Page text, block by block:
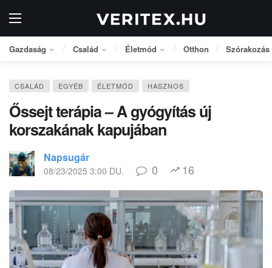
Gazdaság Család Életmód Otthon Szórakozás
CSALÁD EGYÉB ÉLETMÓD HASZNOS
Őssejt terápia – A gyógyítás új
korszakának kapujában
Napsugár
08/23/2025 3:00 DU. 0 16